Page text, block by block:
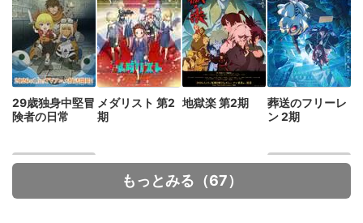
29歳独身中堅冒
険者の日常
メダリスト 第2
期
地獄楽 第2期
葬送のフリーレ
ン 2期
もっとみる（67）